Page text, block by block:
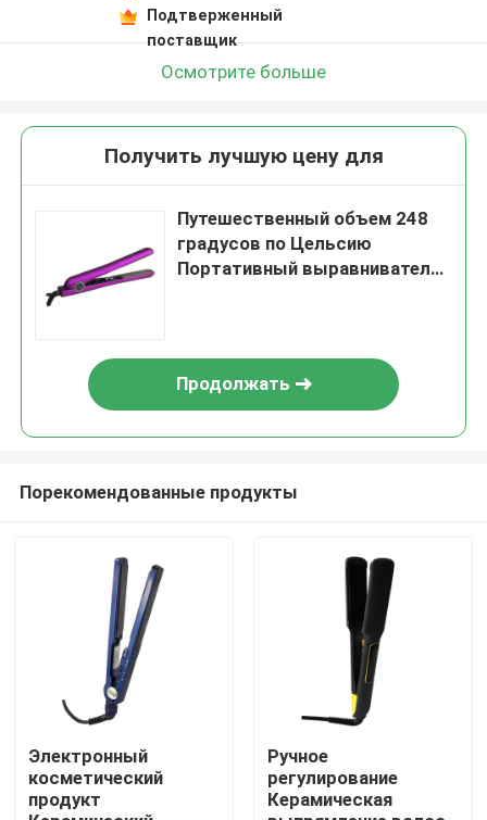
О нас
Подтверженный
поставщик
Осмотрите больше
Получить лучшую цену для
Путешественный объем 248
градусов по Цельсию
Портативный выравниватель
Продолжать
Порекомендованные продукты
Электронный
косметический
продукт
Ручное
регулирование
Керамическая